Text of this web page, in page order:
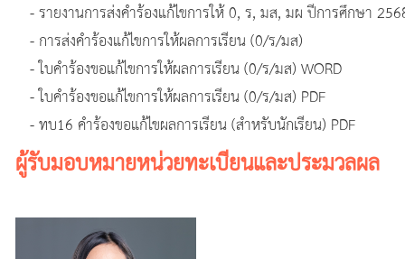
- รายงานการส่งคำร้องแก้ไขการให้ 0, ร, มส, มผ ปีการศึกษา
- การส่งคำร้องแก้ไขการให้ผลการเรียน (0/ร/มส)
- ใบคำร้องขอแก้ไขการให้ผลการเรียน (0/ร/มส) WORD
- ใบคำร้องขอแก้ไขการให้ผลการเรียน (0/ร/มส) PDF
- ทบ16 คำร้องขอแก้ไขผลการเรียน (สำหรับนักเรียน) PDF
ผู้รับมอบหมายหน่วยทะเบียนและประมวลผล